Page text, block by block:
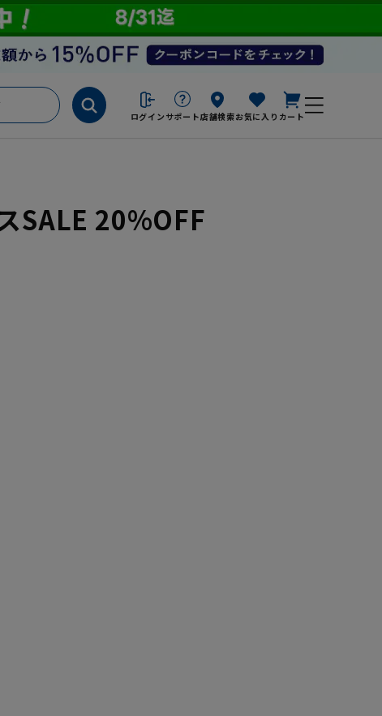
ログイン サポート店舗検索お気に入り カート
SALE 20%OFF